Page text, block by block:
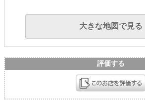
大きな地図で見る
評価する